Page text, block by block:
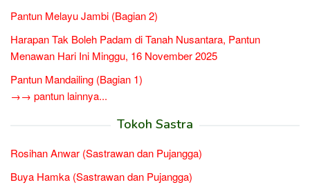
Pantun Melayu Jambi (Bagian 2)
Harapan Tak Boleh Padam di Tanah Nusantara, Pantun
Menawan Hari Ini Minggu, 16 November 2025
Pantun Mandailing (Bagian 1)
→→ pantun lainnya...
Tokoh Sastra
Rosihan Anwar (Sastrawan dan Pujangga)
Buya Hamka (Sastrawan dan Pujangga)